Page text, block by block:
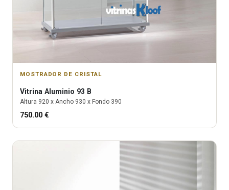
MOSTRADOR DE CRISTAL
Vitrina Aluminio 93 B
Altura 920 x Ancho 930 x Fondo 390
750.00 €